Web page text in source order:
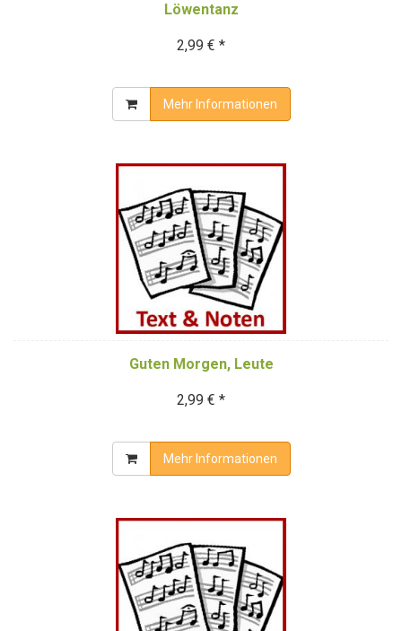
Löwentanz
2,99 € *
Mehr Informationen
Guten Morgen, Leute
2,99 € *
Mehr Informationen